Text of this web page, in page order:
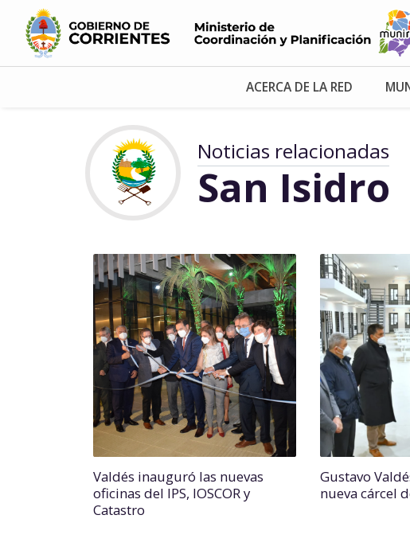
ACERCA DE LA RED
Noticias relacionadas
San Isidro
Valdés inauguró las nuevas
oficinas del IPS, IOSCOR y
Catastro
Gustavo
nueva cárcel